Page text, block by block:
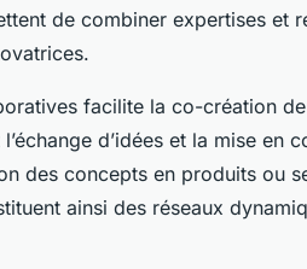
de combiner expertises et
facilite la co-création
d’idées et la mise en
des concepts en produits ou
ainsi des réseaux